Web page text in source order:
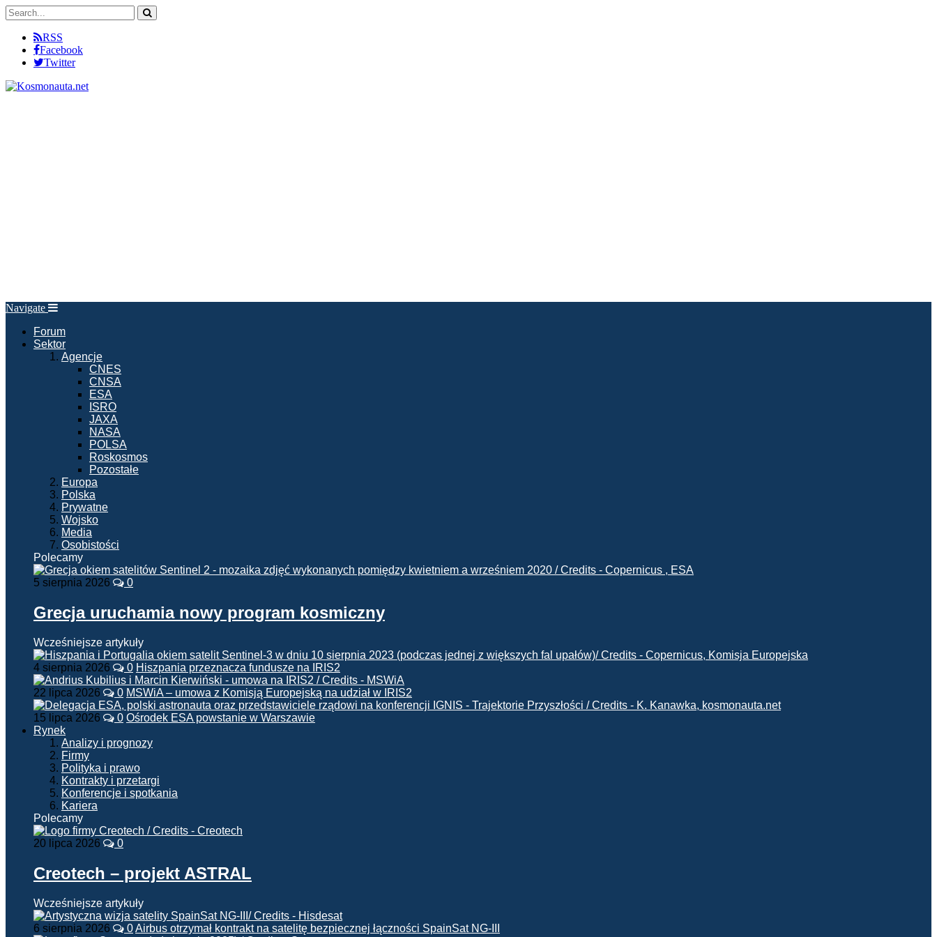
RSS
Facebook
Twitter
Navigate
Forum
Sektor
Agencje
CNES
CNSA
ESA
ISRO
JAXA
NASA
POLSA
Roskosmos
Pozostałe
Europa
Polska
Prywatne
Wojsko
Media
Osobistości
Polecamy
5 sierpnia 2026 0
Grecja uruchamia nowy program kosmiczny
Wcześniejsze artykuły
4 sierpnia 2026 0 Hiszpania przeznacza fundusze na IRIS2
22 lipca 2026 0 MSWiA – umowa z Komisją Europejską na udział w IRIS2
15 lipca 2026 0 Ośrodek ESA powstanie w Warszawie
Rynek
Analizy i prognozy
Firmy
Polityka i prawo
Kontrakty i przetargi
Konferencje i spotkania
Kariera
Polecamy
20 lipca 2026 0
Creotech – projekt ASTRAL
Wcześniejsze artykuły
6 sierpnia 2026 0Airbus otrzymał kontrakt na satelitę bezpiecznej łączności SpainSat NG-III